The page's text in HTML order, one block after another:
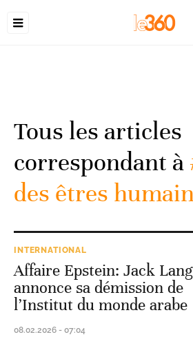
Tous les articles
correspondant à
des êtres
INTERNATIONAL
Affaire Epstein: Jack Lang
annonce sa démission de
l’Institut du monde arabe
08.02.2026 - 07:04